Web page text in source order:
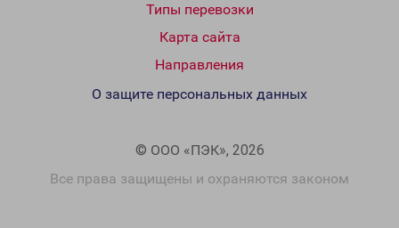
Типы перевозки
Карта сайта
Направления
© ООО «ПЭК», 2026
Все права защищены и охраняются законом
О защите персональных данных